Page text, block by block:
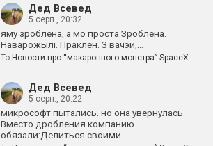
Дед Всевед
5 серп., 20:32
яму зроблена, а мо проста Зроблена.
Наварожылі. Праклен. З вачэй,…
To Новости про “макаронного монстра” SpaceX
Дед Всевед
5 серп., 20:22
микрософт пытались. но она увернулась.
Вместо дробления компанию
обязали:Делиться своими…